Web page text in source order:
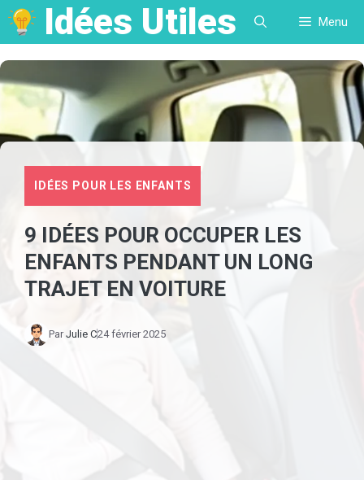
Aller
au
contenu
Idées Utiles Menu
IDÉES POUR LES ENFANTS
9 IDÉES POUR OCCUPER LES
ENFANTS PENDANT UN LONG
TRAJET EN VOITURE
ParJulie C24 février 2025